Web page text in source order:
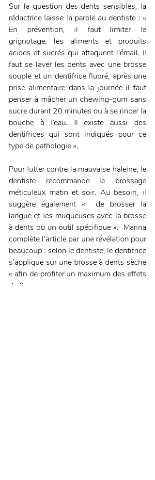
Sur la question des dents sensibles, la
rédactrice laisse la parole au dentiste : «
En prévention, il faut limiter le
grignotage, les aliments et produits
acides et sucrés qui attaquent l’émail. Il
faut se laver les dents avec une brosse
souple et un dentifrice fluoré, après une
prise alimentaire dans la journée il faut
penser à mâcher un chewing-gum sans
sucre durant 20 minutes ou à se rincer la
bouche à l’eau. Il existe aussi des
dentifrices qui sont indiqués pour ce
type de pathologie ».
Pour lutter contre la mauvaise haleine, le
dentiste recommande le brossage
méticuleux matin et soir. Au besoin, il
suggère également «  de brosser la
langue et les muqueuses avec la brosse
à dents ou un outil spécifique ».  Marina
complète l’article par une révélation pour
beaucoup : selon le dentiste, le dentifrice
s’applique sur une brosse à dents sèche
« afin de profiter un maximum des effets
du fluor ».